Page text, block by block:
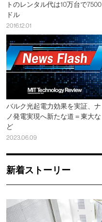
トのレンタル代は10万台で7500
ドル
2016.12.01
バルク光起電力効果を実証、ナ
ノ発電実現へ新たな道＝東大な
ど
2023.06.09
新着ストーリー